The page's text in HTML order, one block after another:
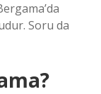
Soru da